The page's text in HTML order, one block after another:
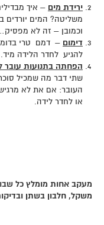
ירידת מים – איך
משליטה? המים
וכמובן – זה לא
דימום – דמם טרי
להגיע לחדר הלידה מיד.
הפחתה בתנועות עובר
שתי דבר מה שמכיל
או לחדר לידה.
משקל, חלבון בשתן